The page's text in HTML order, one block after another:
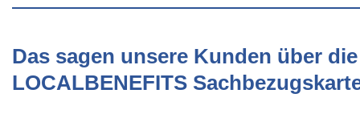
Das sagen unsere Kunden über die
LOCALBENEFITS